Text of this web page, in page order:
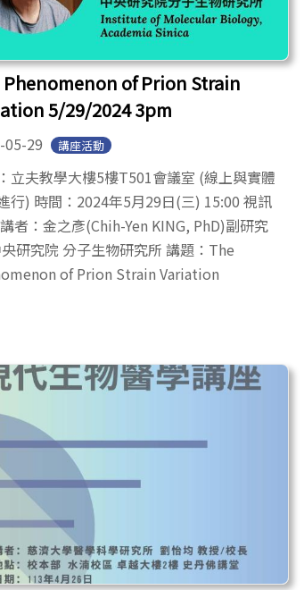
Phenomenon of Prion Strain
5/29/2024 3pm
05-29 講座活動
立夫教學大樓5樓T501會議室 (線上與實體
行) 時間：2024年5月29日(三) 15:00 視訊
者：金之彥(Chih-Yen KING, PhD)副研究
研究院 分子生物研究所 講題：The
of Prion Strain Variation